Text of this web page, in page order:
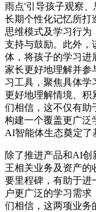
雨点'引导孩子观察
长期个性化记忆所打
思维模式及学习行为
支持与鼓励。此外，
体，将孩子的学习进
家长更好地理解并参
习工具，聚焦具体学
更好地理解情境、积
们相信，这不仅有助
构建一个覆盖更广泛
AI智能体生态奠定了
除了推进产品和AI创
王相关业务及资产的
要里程碑，有助于进
户更广泛的学习需
们相信，这两项业务